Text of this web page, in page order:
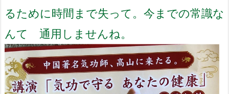
るために時間まで失って。 今までの常識な
んて 通用しませんね。